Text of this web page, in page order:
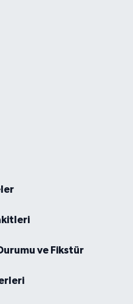
ve Fikstür